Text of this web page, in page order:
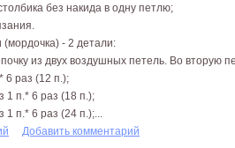
без накида в одну петлю;
(мордочка) - 2 детали:
из двух воздушных петель. Во вторую
6 раз (12 п.);
1 п.* 6 раз (18 п.);
1 п.* 6 раз (24 п.);...
Добавить комментарий